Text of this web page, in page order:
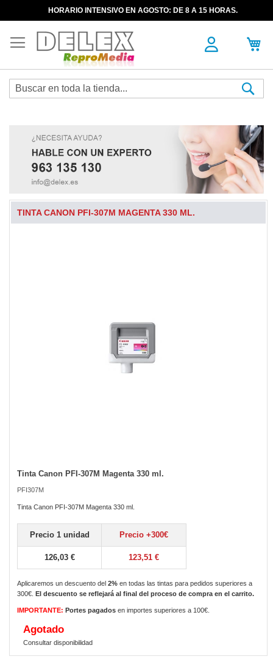
HORARIO INTENSIVO EN AGOSTO: DE 8 A 15 HORAS.
TINTA CANON PFI-307M MAGENTA 330 ML.
Tinta Canon PFI-307M Magenta 330 ml.
PFI307M
Tinta Canon PFI-307M Magenta 330 ml.
Precio 1 unidad Precio +300€
126,03 € 123,51 €
Aplicaremos un descuento del 2% en todas las tintas para pedidos superiores a
300€.
El descuento se reflejará al final del proceso de compra en el carrito.
IMPORTANTE: Portes pagados en importes superiores a 100€.
Agotado
Consultar disponibilidad
Skip
the
beginning
the
images
gallery